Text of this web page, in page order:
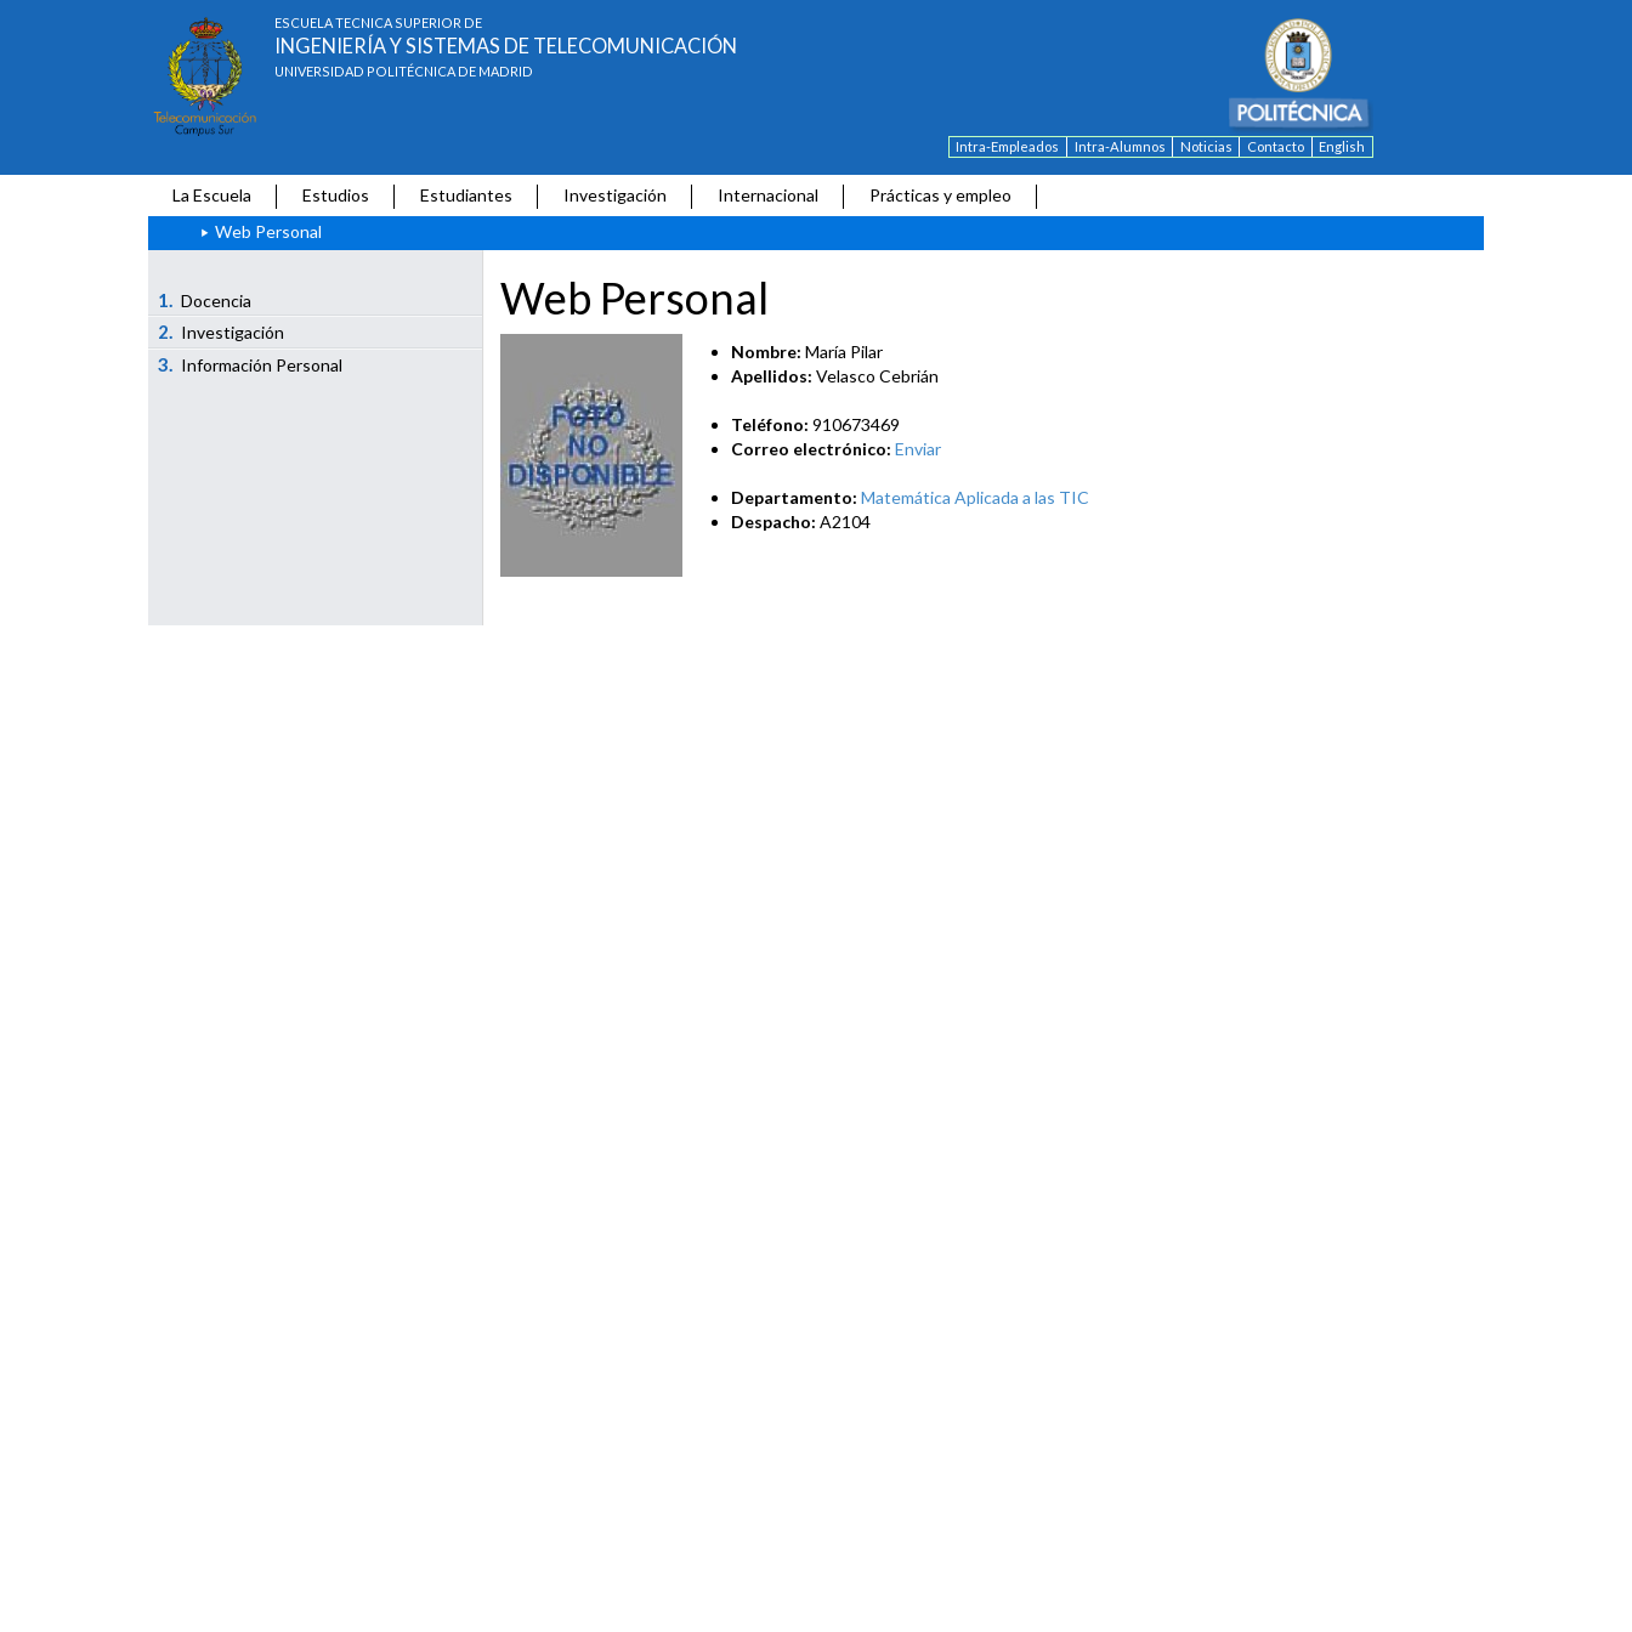
ESCUELA TÉCNICA SUPERIOR DE
INGENIERÍA Y SISTEMAS DE TELECOMUNICACIÓN
UNIVERSIDAD POLITÉCNICA DE MADRID
Intra-Empleados Intra-Alumnos Noticias Contacto English
La Escuela Estudios Estudiantes Investigación Internacional
Prácticas y empleo
Web Personal
1. Docencia
2. Investigación
3. Información Personal
Web Personal
Nombre: María Pilar
Apellidos: Velasco Cebrián
Teléfono: 910673469
Correo electrónico: Enviar
Departamento: Matemática Aplicada a las TIC
Despacho: A2104